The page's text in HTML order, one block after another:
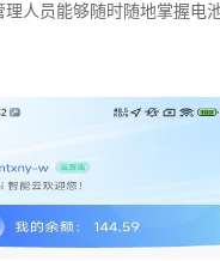
人员能够随时随地掌握电